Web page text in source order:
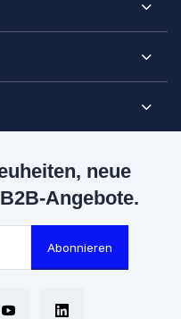
neue
Angebote.
Abonnieren